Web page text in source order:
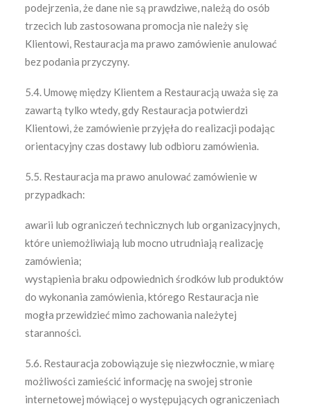
podejrzenia, że dane nie są prawdziwe, należą do osób
trzecich lub zastosowana promocja nie należy się
Klientowi, Restauracja ma prawo zamówienie anulować
bez podania przyczyny.
5.4. Umowę między Klientem a Restauracją uważa się za
zawartą tylko wtedy, gdy Restauracja potwierdzi
Klientowi, że zamówienie przyjęła do realizacji podając
orientacyjny czas dostawy lub odbioru zamówienia.
5.5. Restauracja ma prawo anulować zamówienie w
przypadkach:
awarii lub ograniczeń technicznych lub organizacyjnych,
które uniemożliwiają lub mocno utrudniają realizację
zamówienia;
wystąpienia braku odpowiednich środków lub produktów
do wykonania zamówienia, którego Restauracja nie
mogła przewidzieć mimo zachowania należytej
staranności.
5.6. Restauracja zobowiązuje się niezwłocznie, w miarę
możliwości zamieścić informację na swojej stronie
internetowej mówiącej o występujących ograniczeniach